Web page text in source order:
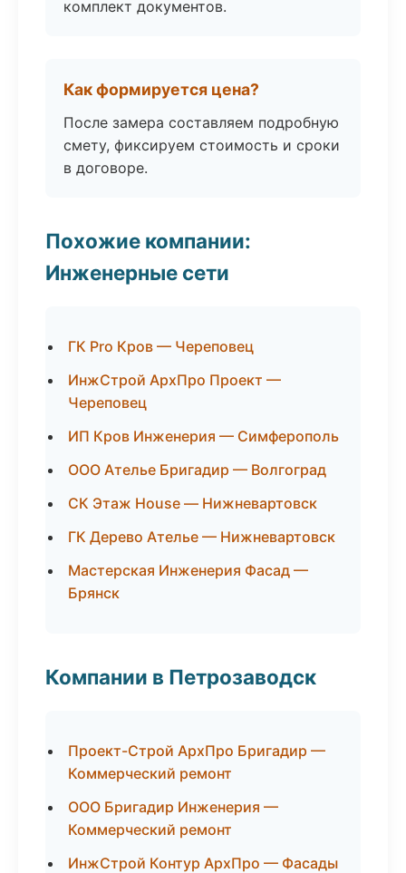
комплект документов.
Как формируется цена?
После замера составляем подробную
смету, фиксируем стоимость и сроки
в договоре.
Похожие компании:
Инженерные сети
ГК Pro Кров — Череповец
ИнжСтрой АрхПро Проект —
Череповец
ИП Кров Инженерия — Симферополь
ООО Ателье Бригадир — Волгоград
СК Этаж House — Нижневартовск
ГК Дерево Ателье — Нижневартовск
Мастерская Инженерия Фасад —
Брянск
Компании в Петрозаводск
Проект-Строй АрхПро Бригадир —
Коммерческий ремонт
ООО Бригадир Инженерия —
Коммерческий ремонт
ИнжСтрой Контур АрхПро — Фасады